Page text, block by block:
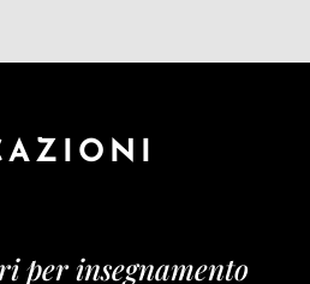
per insegnamento